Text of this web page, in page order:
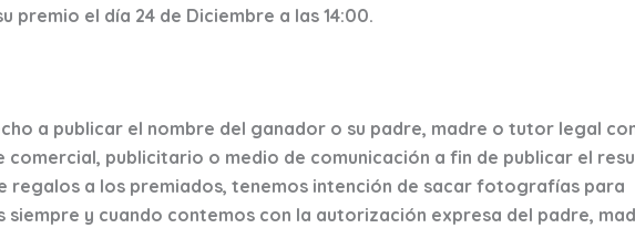
premio el día 24 de Diciembre a las 14:00.
a publicar el nombre del ganador o su padre, madre o tutor legal
publicitario o medio de comunicación a fin de publicar el
regalos a los premiados, tenemos intención de sacar fotografías para
siempre y cuando contemos con la autorización expresa del padre,